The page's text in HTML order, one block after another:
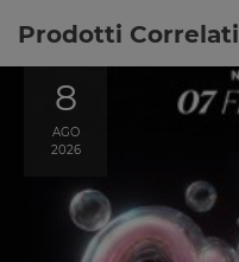
Prodotti Correlati
8
AGO
2026